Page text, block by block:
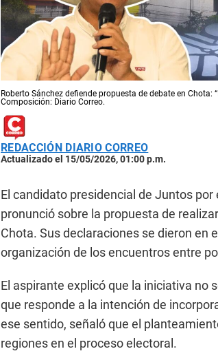
Roberto Sánchez defiende propuesta de debate en
Composición: Diario Correo.
REDACCIÓN DIARIO CORREO
Actualizado el 15/05/2026, 01:00 p.m.
El candidato presidencial de Juntos por
pronunció sobre la propuesta de
Chota. Sus declaraciones se dieron en
organización de los encuentros entre
El aspirante explicó que la iniciativa no
que responde a la intención de
ese sentido, señaló que el
regiones en el proceso electoral.